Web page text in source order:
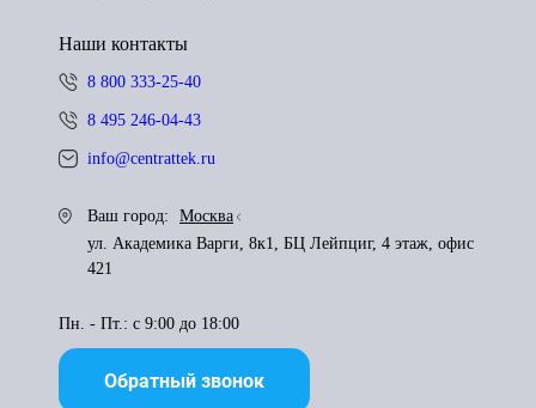
Наши контакты
8 800 333-25-40
8 495 246-04-43
info@centrattek.ru
Ваш город:
Москва
ул. Академика Варги, 8к1, БЦ Лейпциг, 4 этаж, офис
421
Пн. - Пт.: с 9:00 до 18:00
Обратный звонок